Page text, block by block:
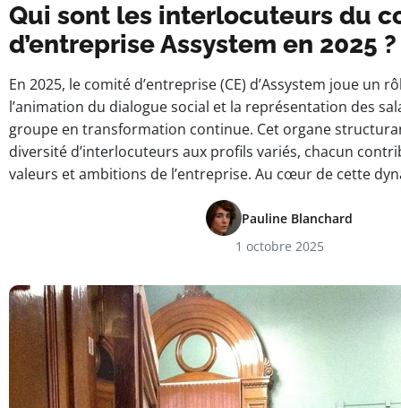
Qui sont les interlocuteurs du
d’entreprise Assystem en 2025 ?
En 2025, le comité d’entreprise (CE) d’Assystem joue un
l’animation du dialogue social et la représentation des
groupe en transformation continue. Cet organe
diversité d’interlocuteurs aux profils variés, chacun
valeurs et ambitions de l’entreprise. Au cœur de cette
Pauline Blanchard
1 octobre 2025